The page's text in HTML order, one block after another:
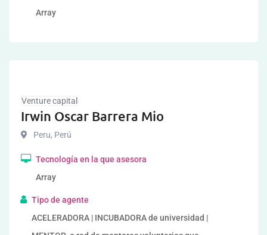
Array
Venture capital
Irwin Oscar Barrera Mio
Peru, Perú
Tecnología en la que asesora
Array
Tipo de agente
ACELERADORA | INCUBADORA de universidad |